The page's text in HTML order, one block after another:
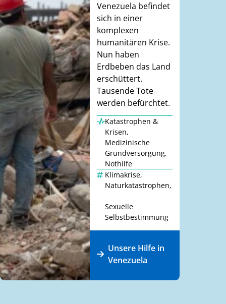
Venezuela befindet
sich in einer
komplexen
humanitären Krise.
Nun haben
Erdbeben das Land
erschüttert.
Tausende Tote
werden befürchtet.
Katastrophen &
Krisen,
Medizinische
Grundversorgung,
Nothilfe
Klimakrise,
Naturkatastrophen,
Sexuelle
Selbstbestimmung
Unsere Hilfe in
Venezuela